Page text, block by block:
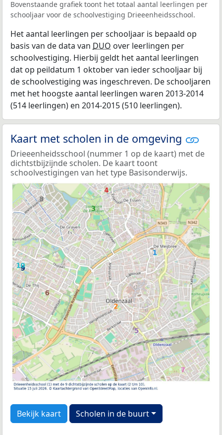
Bovenstaande grafiek toont het totaal aantal leerlingen per
schooljaar voor de schoolvestiging Drieeenheidsschool.
Het aantal leerlingen per schooljaar is bepaald op
basis van de data van DUO over leerlingen per
schoolvestiging. Hierbij geldt het aantal leerlingen
dat op peildatum 1 oktober van ieder schooljaar bij
de schoolvestiging was ingeschreven. De schooljaren
met het hoogste aantal leerlingen waren 2013-2014
(514 leerlingen) en 2014-2015 (510 leerlingen).
Kaart met scholen in de omgeving
Drieeenheidsschool (nummer 1 op de kaart) met de
dichtstbijzijnde scholen. De kaart toont
schoolvestigingen van het type Basisonderwijs.
Bekijk kaart Scholen in de buurt